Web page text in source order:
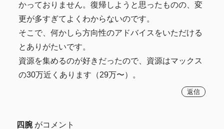
かっておりません。復帰しようと思ったものの、変
更が多すぎてよくわからないのです。
そこで、何かしら方向性のアドバイスをいただける
とありがたいです。
資源を集めるのが好きだったので、資源はマックス
の30万近くあります（29万〜）。
返信
四腕 がコメント